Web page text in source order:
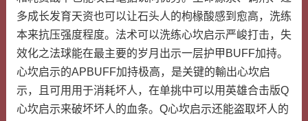
多成长发育天资也可以让石头人的枸椽酸感到愈高，洗练
本来抗压强度程度。法术可以洗练心坎启示严峻打击，失
效化之法球能在最主要的岁月出示一层护甲BUFF加持。
心坎启示的APBUFF加持极高，是关键的輸出心坎启
示，且可用用于消耗坏人，在单挑中可以用英雄合击版Q
心坎启示来破坏坏人的血条。Q心坎启示还能盗取坏人的